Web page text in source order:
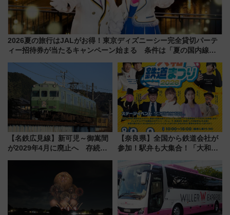
2026夏の旅行はJALがお得！東京ディズニーシー完全貸切パーテ
ィー招待券が当たるキャンペーン始まる 条件は「夏の国内線に2
【名鉄広見線】新可児～御嵩間
が2029年4月に廃止へ 存続協
【奈良県】全国から鉄道会社が
参加！駅弁も大集合！「大和鉄
に開催決定